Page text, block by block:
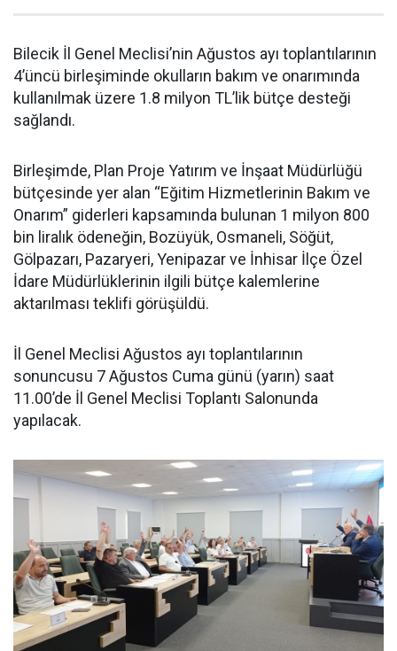
Bilecik İl Genel Meclisi’nin Ağustos ayı toplantılarının
4’üncü birleşiminde okulların bakım ve onarımında
kullanılmak üzere 1.8 milyon TL’lik bütçe desteği
sağlandı.
Birleşimde, Plan Proje Yatırım ve İnşaat Müdürlüğü
bütçesinde yer alan “Eğitim Hizmetlerinin Bakım ve
Onarım” giderleri kapsamında bulunan 1 milyon 800
bin liralık ödeneğin, Bozüyük, Osmaneli, Söğüt,
Gölpazarı, Pazaryeri, Yenipazar ve İnhisar İlçe Özel
İdare Müdürlüklerinin ilgili bütçe kalemlerine
aktarılması teklifi görüşüldü.
İl Genel Meclisi Ağustos ayı toplantılarının
sonuncusu 7 Ağustos Cuma günü (yarın) saat
11.00’de İl Genel Meclisi Toplantı Salonunda
yapılacak.